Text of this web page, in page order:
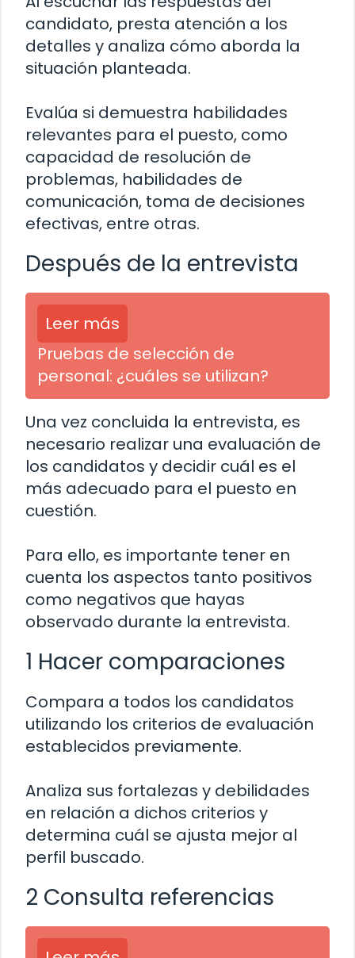
candidato, presta atención a los
detalles y analiza cómo aborda la
situación planteada.
Evalúa si demuestra habilidades
relevantes para el puesto, como
capacidad de resolución de
problemas, habilidades de
comunicación, toma de decisiones
efectivas, entre otras.
Después de la entrevista
Leer más
Pruebas de selección de
personal: ¿cuáles se utilizan?
Una vez concluida la entrevista, es
necesario realizar una evaluación de
los candidatos y decidir cuál es el
más adecuado para el puesto en
cuestión.
Para ello, es importante tener en
cuenta los aspectos tanto positivos
como negativos que hayas
observado durante la entrevista.
1 Hacer comparaciones
Compara a todos los candidatos
utilizando los criterios de evaluación
establecidos previamente.
Analiza sus fortalezas y debilidades
en relación a dichos criterios y
determina cuál se ajusta mejor al
perfil buscado.
2 Consulta referencias